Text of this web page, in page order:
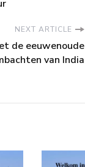
NEXT ARTICLE
de eeuwenoude
van India